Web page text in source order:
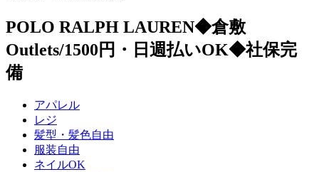
POLO RALPH LAUREN◆倉敷
Outlets/1500円・日週払いOK◆社保完
備
アパレル
レジ
髪型・髪色自由
服装自由
ネイルOK